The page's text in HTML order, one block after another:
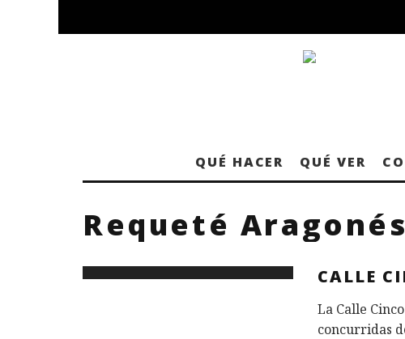
QUÉ HACER QUÉ VER
Requeté Aragonés
CALLE
La Calle
concurridas